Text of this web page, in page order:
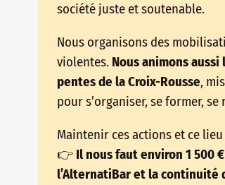
société juste et soutenable.
Nous organisons des
violentes. Nous animons
pentes de la Croix-Rousse,
pour s’organiser, se former,
Maintenir ces actions et ce
👉 Il nous faut environ 1 500
l’AlternatiBar et la continuité